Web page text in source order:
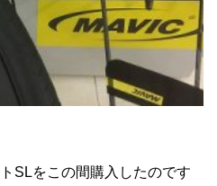
SLをこの間購入したのです